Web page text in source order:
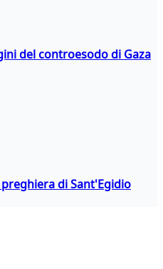
del controesodo di Gaza
di Sant'Egidio